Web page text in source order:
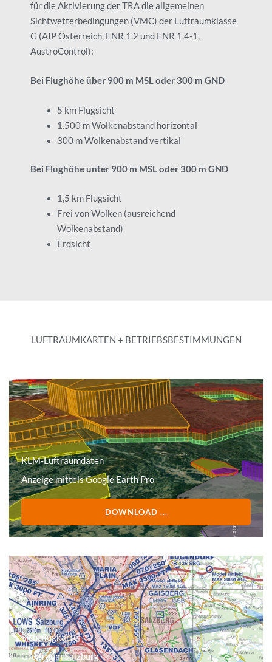
für die Aktivierung der TRA die allgemeinen
Sichtwetterbedingungen (VMC) der Luftraumklasse
G (AIP Österreich, ENR 1.2 und ENR 1.4-1,
AustroControl):
Bei Flughöhe über 900 m MSL oder 300 m GND
5 km Flugsicht
1.500 m Wolkenabstand horizontal
300 m Wolkenabstand vertikal
Bei Flughöhe unter 900 m MSL oder 300 m GND
1,5 km Flugsicht
Frei von Wolken (ausreichend
Wolkenabstand)
Erdsicht
LUFTRAUMKARTEN + BETRIEBSBESTIMMUNGEN
KLM-Luftraumdaten
Anzeige mittels Google Earth Pro
DOWNLOAD ...
Sichtflugkarte
Großraum Salzburg